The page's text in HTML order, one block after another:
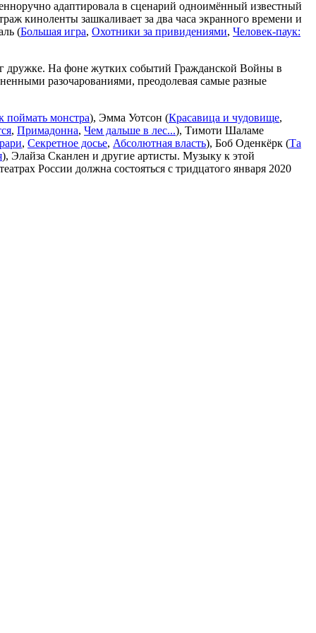
адаптировала в сценарий одноимённый известный
киноленты зашкаливает за два часа экранного времени и
(Большая игра, Охотники за привидениями, Человек-паук:
дружке. На фоне жутких событий Гражданской Войны в
разочарованиями, преодолевая самые разные
поймать монстра), Эмма Уотсон (Красавица и чудовище,
, Примадонна, Чем дальше в лес...), Тимоти Шаламе
, Секретное досье, Абсолютная власть), Боб Оденкёрк (Та
), Элайза Сканлен и другие артисты. Музыку к этой
России должна состояться с тридцатого января 2020